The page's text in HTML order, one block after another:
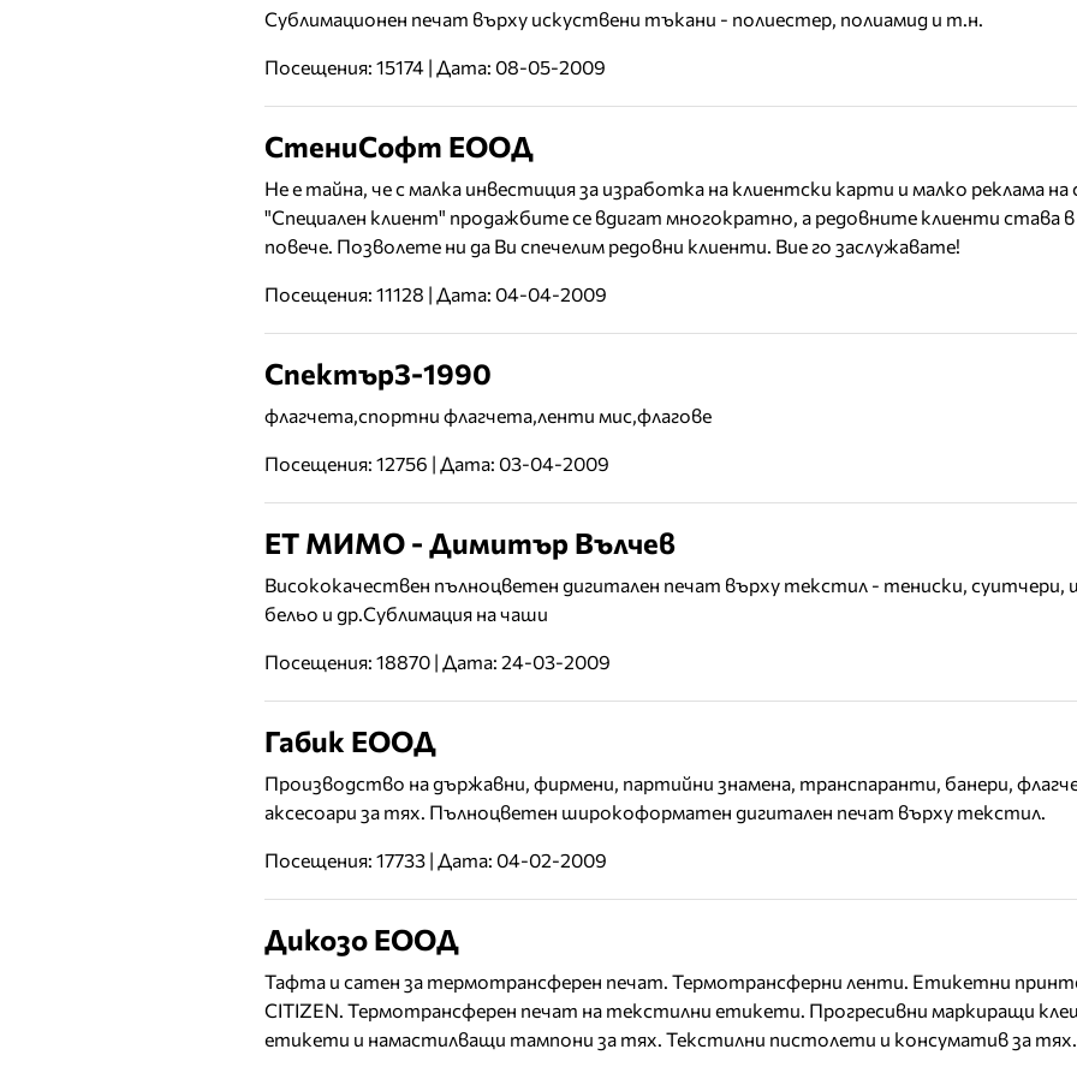
Сублимационен печат върху искуствени тъкани - полиестер, полиамид и т.н.
Посещения: 15174 | Дата: 08-05-2009
СтениСофт ЕООД
Не е тайна, че с малка инвестиция за изработка на клиентски карти и малко реклама
"Специален клиент" продажбите се вдигат многократно, а редовните клиенти става
повече. Позволете ни да Ви спечелим редовни клиенти. Вие го заслужавате!
Посещения: 11128 | Дата: 04-04-2009
Спектър3-1990
флагчета,спортни флагчета,ленти мис,флагове
Посещения: 12756 | Дата: 03-04-2009
ЕТ МИМО - Димитър Вълчев
Висококачествен пълноцветен дигитален печат върху текстил - тениски, суитчери,
бельо и др.Сублимация на чаши
Посещения: 18870 | Дата: 24-03-2009
Габик ЕООД
Производство на държавни, фирмени, партийни знамена, транспаранти, банери,
аксесоари за тях. Пълноцветен широкоформатен дигитален печат върху текстил.
Посещения: 17733 | Дата: 04-02-2009
Дикозо ЕООД
Тафта и сатен за термотрансферен печат. Термотрансферни ленти. Етикетни
CITIZEN. Термотрансферен печат на текстилни етикети. Прогресивни маркиращи
етикети и намастилващи тампони за тях. Текстилни пистолети и консуматив за тях.